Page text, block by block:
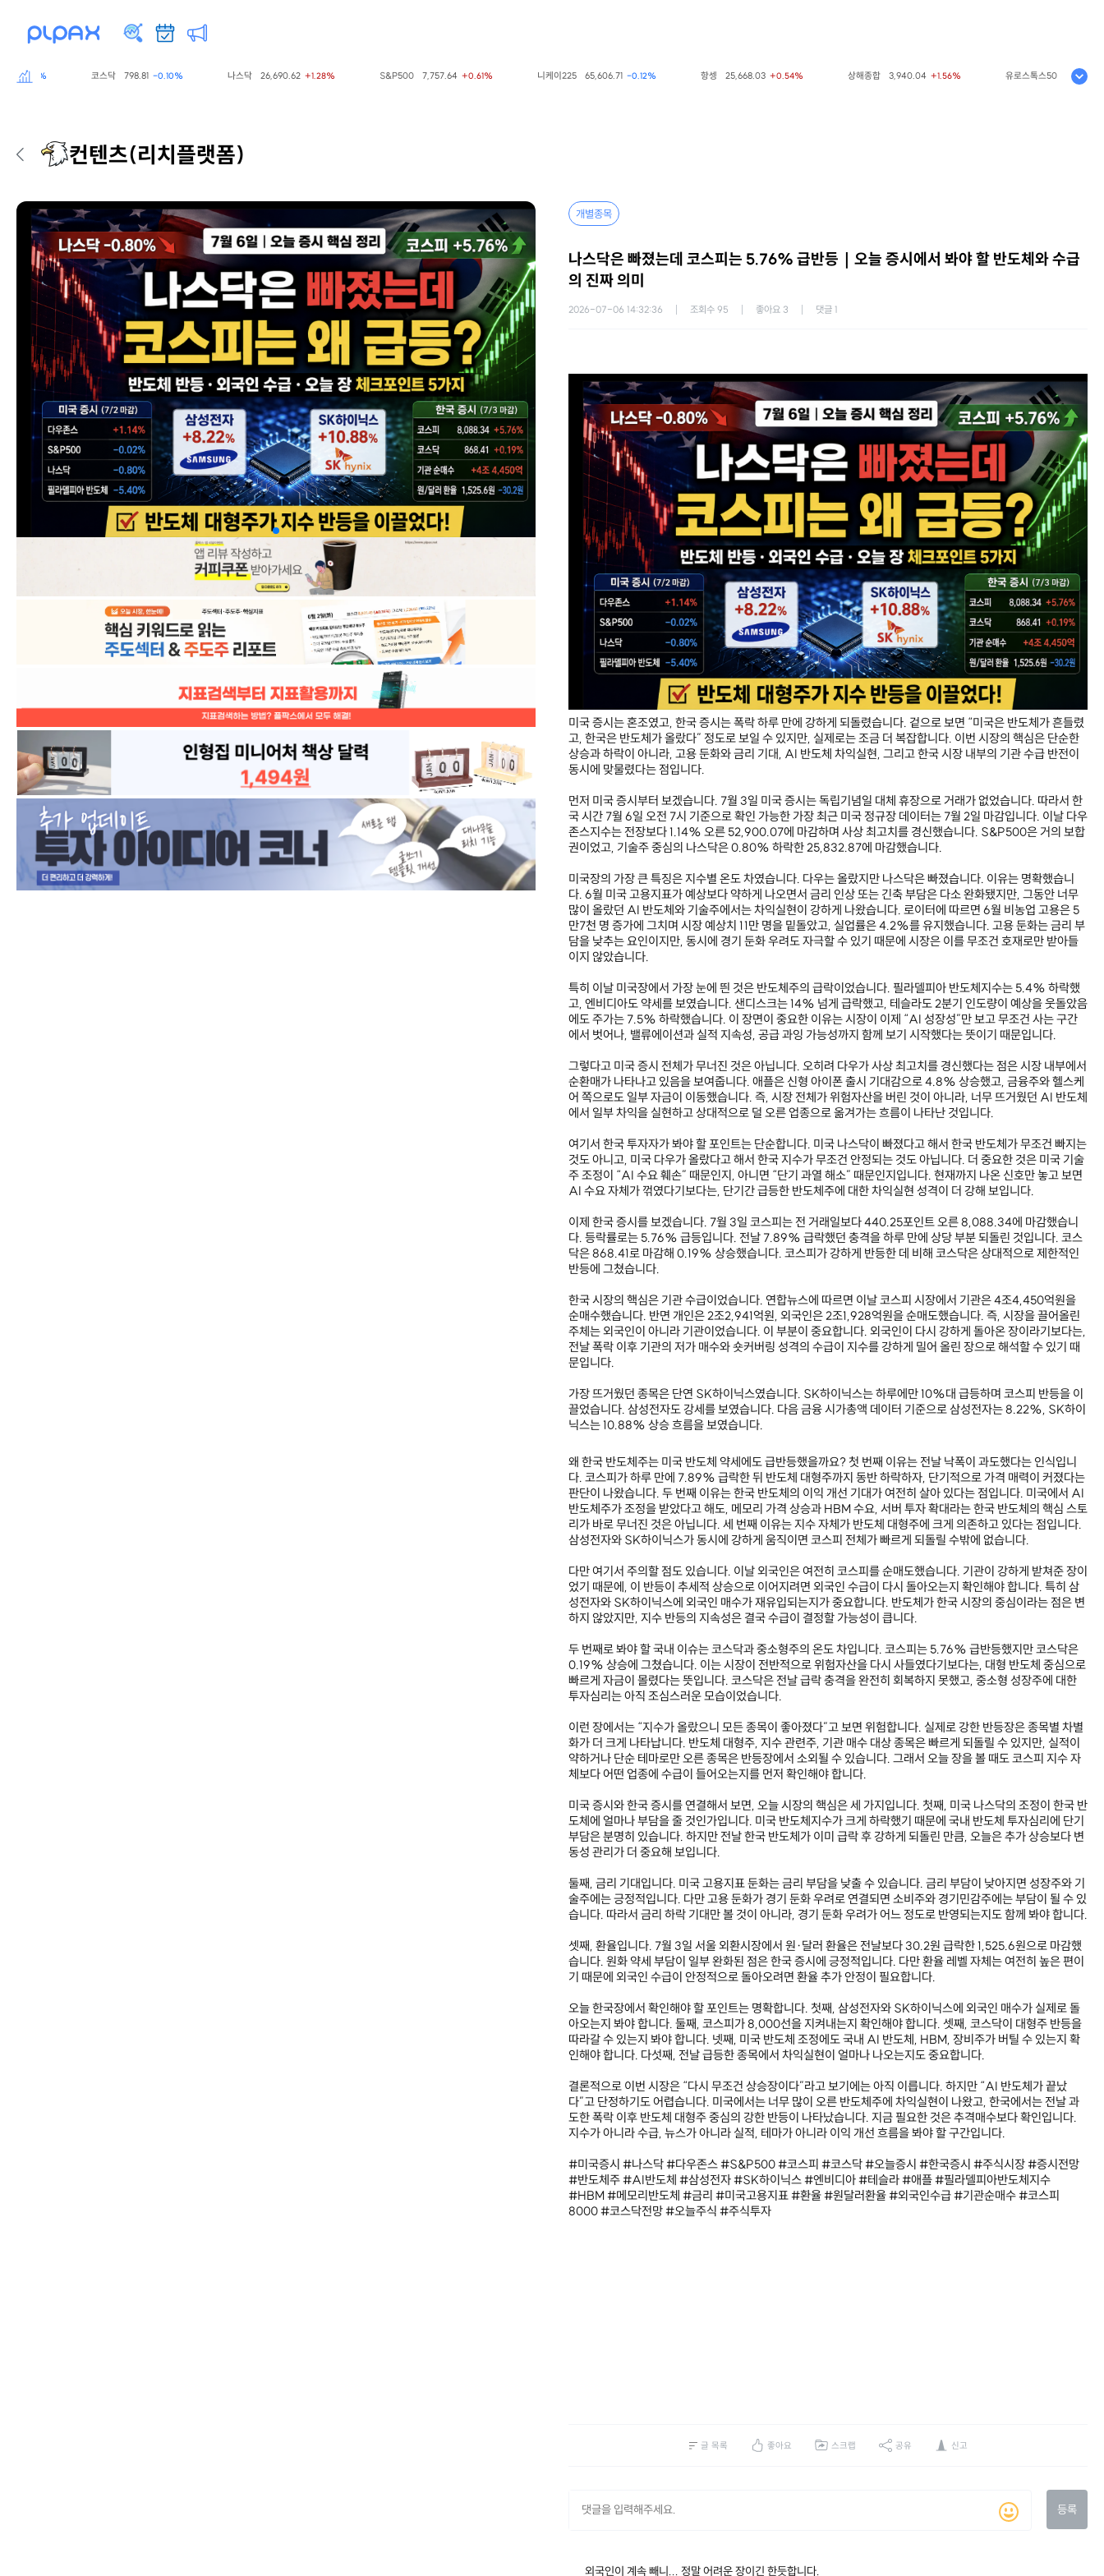
코스닥 798.81 -0.10% 나스닥 26,690.62 +1.28% S&P500 7,757.64 +0.61% 니케이225 65,606.71 -0.12% 25,668.03 +0.54% 상해종합 3,940.04 +1.56% 유로스톡스50 6,523.86
컨텐츠(리치플랫폼)
개별종목
나스닥은 빠졌는데 코스피는 5.76% 급반등｜오늘 증시에서 봐야 할 반도체와 수급
의 진짜 의미
2026-07-06 14:32:36 조회수 95 좋아요 3 댓글 1
미국 증시는 혼조였고, 한국 증시는 폭락 하루 만에 강하게 되돌렸습니다. 겉으로 보면 “미국은 반도체가 흔들렸
고, 한국은 반도체가 올랐다” 정도로 보일 수 있지만, 실제로는 조금 더 복잡합니다. 이번 시장의 핵심은 단순한
상승과 하락이 아니라, 고용 둔화와 금리 기대, AI 반도체 차익실현, 그리고 한국 시장 내부의 기관 수급 반전이
동시에 맞물렸다는 점입니다.
먼저 미국 증시부터 보겠습니다. 7월 3일 미국 증시는 독립기념일 대체 휴장으로 거래가 없었습니다. 따라서 한
국 시간 7월 6일 오전 7시 기준으로 확인 가능한 가장 최근 미국 정규장 데이터는 7월 2일 마감입니다. 이날 다우
존스지수는 전장보다 1.14% 오른 52,900.07에 마감하며 사상 최고치를 경신했습니다. S&P500은 거의 보합
권이었고, 기술주 중심의 나스닥은 0.80% 하락한 25,832.87에 마감했습니다.
미국장의 가장 큰 특징은 지수별 온도 차였습니다. 다우는 올랐지만 나스닥은 빠졌습니다. 이유는 명확했습니
다. 6월 미국 고용지표가 예상보다 약하게 나오면서 금리 인상 또는 긴축 부담은 다소 완화됐지만, 그동안 너무
많이 올랐던 AI 반도체와 기술주에서는 차익실현이 강하게 나왔습니다. 로이터에 따르면 6월 비농업 고용은 5
만7천 명 증가에 그치며 시장 예상치 11만 명을 밑돌았고, 실업률은 4.2%를 유지했습니다. 고용 둔화는 금리 부
담을 낮추는 요인이지만, 동시에 경기 둔화 우려도 자극할 수 있기 때문에 시장은 이를 무조건 호재로만 받아들
이지 않았습니다.
특히 이날 미국장에서 가장 눈에 띈 것은 반도체주의 급락이었습니다. 필라델피아 반도체지수는 5.4% 하락했
고, 엔비디아도 약세를 보였습니다. 샌디스크는 14% 넘게 급락했고, 테슬라도 2분기 인도량이 예상을 웃돌았음
에도 주가는 7.5% 하락했습니다. 이 장면이 중요한 이유는 시장이 이제 “AI 성장성”만 보고 무조건 사는 구간
에서 벗어나, 밸류에이션과 실적 지속성, 공급 과잉 가능성까지 함께 보기 시작했다는 뜻이기 때문입니다.
그렇다고 미국 증시 전체가 무너진 것은 아닙니다. 오히려 다우가 사상 최고치를 경신했다는 점은 시장 내부에서
순환매가 나타나고 있음을 보여줍니다. 애플은 신형 아이폰 출시 기대감으로 4.8% 상승했고, 금융주와 헬스케
어 쪽으로도 일부 자금이 이동했습니다. 즉, 시장 전체가 위험자산을 버린 것이 아니라, 너무 뜨거웠던 AI 반도체
에서 일부 차익을 실현하고 상대적으로 덜 오른 업종으로 옮겨가는 흐름이 나타난 것입니다.
여기서 한국 투자자가 봐야 할 포인트는 단순합니다. 미국 나스닥이 빠졌다고 해서 한국 반도체가 무조건 빠지는
것도 아니고, 미국 다우가 올랐다고 해서 한국 지수가 무조건 안정되는 것도 아닙니다. 더 중요한 것은 미국 기술
주 조정이 “AI 수요 훼손” 때문인지, 아니면 “단기 과열 해소” 때문인지입니다. 현재까지 나온 신호만 놓고 보면
AI 수요 자체가 꺾였다기보다는, 단기간 급등한 반도체주에 대한 차익실현 성격이 더 강해 보입니다.
이제 한국 증시를 보겠습니다. 7월 3일 코스피는 전 거래일보다 440.25포인트 오른 8,088.34에 마감했습니
다. 등락률로는 5.76% 급등입니다. 전날 7.89% 급락했던 충격을 하루 만에 상당 부분 되돌린 것입니다. 코스
닥은 868.41로 마감해 0.19% 상승했습니다. 코스피가 강하게 반등한 데 비해 코스닥은 상대적으로 제한적인
반등에 그쳤습니다.
한국 시장의 핵심은 기관 수급이었습니다. 연합뉴스에 따르면 이날 코스피 시장에서 기관은 4조4,450억원을
순매수했습니다. 반면 개인은 2조2,941억원, 외국인은 2조1,928억원을 순매도했습니다. 즉, 시장을 끌어올린
주체는 외국인이 아니라 기관이었습니다. 이 부분이 중요합니다. 외국인이 다시 강하게 돌아온 장이라기보다는,
전날 폭락 이후 기관의 저가 매수와 숏커버링 성격의 수급이 지수를 강하게 밀어 올린 장으로 해석할 수 있기 때
문입니다.
가장 뜨거웠던 종목은 단연 SK하이닉스였습니다. SK하이닉스는 하루에만 10%대 급등하며 코스피 반등을 이
끌었습니다. 삼성전자도 강세를 보였습니다. 다음 금융 시가총액 데이터 기준으로 삼성전자는 8.22%, SK하이
닉스는 10.88% 상승 흐름을 보였습니다.
왜 한국 반도체주는 미국 반도체 약세에도 급반등했을까요? 첫 번째 이유는 전날 낙폭이 과도했다는 인식입니
다. 코스피가 하루 만에 7.89% 급락한 뒤 반도체 대형주까지 동반 하락하자, 단기적으로 가격 매력이 커졌다는
판단이 나왔습니다. 두 번째 이유는 한국 반도체의 이익 개선 기대가 여전히 살아 있다는 점입니다. 미국에서 AI
반도체주가 조정을 받았다고 해도, 메모리 가격 상승과 HBM 수요, 서버 투자 확대라는 한국 반도체의 핵심 스토
리가 바로 무너진 것은 아닙니다. 세 번째 이유는 지수 자체가 반도체 대형주에 크게 의존하고 있다는 점입니다.
삼성전자와 SK하이닉스가 동시에 강하게 움직이면 코스피 전체가 빠르게 되돌릴 수밖에 없습니다.
다만 여기서 주의할 점도 있습니다. 이날 외국인은 여전히 코스피를 순매도했습니다. 기관이 강하게 받쳐준 장이
었기 때문에, 이 반등이 추세적 상승으로 이어지려면 외국인 수급이 다시 돌아오는지 확인해야 합니다. 특히 삼
성전자와 SK하이닉스에 외국인 매수가 재유입되는지가 중요합니다. 반도체가 한국 시장의 중심이라는 점은 변
하지 않았지만, 지수 반등의 지속성은 결국 수급이 결정할 가능성이 큽니다.
두 번째로 봐야 할 국내 이슈는 코스닥과 중소형주의 온도 차입니다. 코스피는 5.76% 급반등했지만 코스닥은
0.19% 상승에 그쳤습니다. 이는 시장이 전반적으로 위험자산을 다시 사들였다기보다는, 대형 반도체 중심으로
빠르게 자금이 몰렸다는 뜻입니다. 코스닥은 전날 급락 충격을 완전히 회복하지 못했고, 중소형 성장주에 대한
투자심리는 아직 조심스러운 모습이었습니다.
이런 장에서는 “지수가 올랐으니 모든 종목이 좋아졌다”고 보면 위험합니다. 실제로 강한 반등장은 종목별 차별
화가 더 크게 나타납니다. 반도체 대형주, 지수 관련주, 기관 매수 대상 종목은 빠르게 되돌릴 수 있지만, 실적이
약하거나 단순 테마로만 오른 종목은 반등장에서 소외될 수 있습니다. 그래서 오늘 장을 볼 때도 코스피 지수 자
체보다 어떤 업종에 수급이 들어오는지를 먼저 확인해야 합니다.
미국 증시와 한국 증시를 연결해서 보면, 오늘 시장의 핵심은 세 가지입니다. 첫째, 미국 나스닥의 조정이 한국 반
도체에 얼마나 부담을 줄 것인가입니다. 미국 반도체지수가 크게 하락했기 때문에 국내 반도체 투자심리에 단기
부담은 분명히 있습니다. 하지만 전날 한국 반도체가 이미 급락 후 강하게 되돌린 만큼, 오늘은 추가 상승보다 변
동성 관리가 더 중요해 보입니다.
둘째, 금리 기대입니다. 미국 고용지표 둔화는 금리 부담을 낮출 수 있습니다. 금리 부담이 낮아지면 성장주와 기
술주에는 긍정적입니다. 다만 고용 둔화가 경기 둔화 우려로 연결되면 소비주와 경기민감주에는 부담이 될 수 있
습니다. 따라서 금리 하락 기대만 볼 것이 아니라, 경기 둔화 우려가 어느 정도로 반영되는지도 함께 봐야 합니다.
셋째, 환율입니다. 7월 3일 서울 외환시장에서 원·달러 환율은 전날보다 30.2원 급락한 1,525.6원으로 마감했
습니다. 원화 약세 부담이 일부 완화된 점은 한국 증시에 긍정적입니다. 다만 환율 레벨 자체는 여전히 높은 편이
기 때문에 외국인 수급이 안정적으로 돌아오려면 환율 추가 안정이 필요합니다.
오늘 한국장에서 확인해야 할 포인트는 명확합니다. 첫째, 삼성전자와 SK하이닉스에 외국인 매수가 실제로 돌
아오는지 봐야 합니다. 둘째, 코스피가 8,000선을 지켜내는지 확인해야 합니다. 셋째, 코스닥이 대형주 반등을
따라갈 수 있는지 봐야 합니다. 넷째, 미국 반도체 조정에도 국내 AI 반도체, HBM, 장비주가 버틸 수 있는지 확
인해야 합니다. 다섯째, 전날 급등한 종목에서 차익실현이 얼마나 나오는지도 중요합니다.
결론적으로 이번 시장은 “다시 무조건 상승장이다”라고 보기에는 아직 이릅니다. 하지만 “AI 반도체가 끝났
다”고 단정하기도 어렵습니다. 미국에서는 너무 많이 오른 반도체주에 차익실현이 나왔고, 한국에서는 전날 과
도한 폭락 이후 반도체 대형주 중심의 강한 반등이 나타났습니다. 지금 필요한 것은 추격매수보다 확인입니다.
지수가 아니라 수급, 뉴스가 아니라 실적, 테마가 아니라 이익 개선 흐름을 봐야 할 구간입니다.
#미국증시 #나스닥 #다우존스 #S&P500 #코스피 #코스닥 #오늘증시 #한국증시 #주식시장 #증시전망
#반도체주 #AI반도체 #삼성전자 #SK하이닉스 #엔비디아 #테슬라 #애플 #필라델피아반도체지수
#HBM #메모리반도체 #금리 #미국고용지표 #환율 #원달러환율 #외국인수급 #기관순매수 #코스피
8000 #코스닥전망 #오늘주식 #주식투자
글 목록 좋아요 스크랩 공유 신고
등록
외국인이 계속 빼니... 정말 어려운 장이긴 한듯합니다.